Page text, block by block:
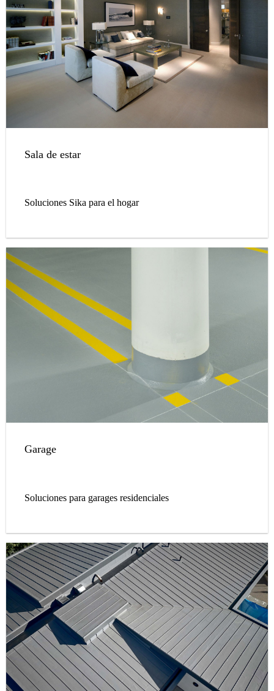
Sala de estar
Soluciones Sika para el hogar
Garage
Soluciones para garages residenciales